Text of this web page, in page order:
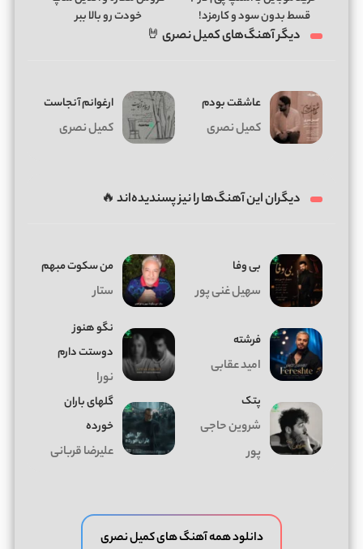
قسط بدون سود و کارمزد!
خودت رو بالا ببر
دیگر آهنگ‌های کمیل نصری 🤘
عاشقت بودم
کمیل نصری
ارغوانم آنجاست
کمیل نصری
دیگران این آهنگ‌ها را نیز پسندیده‌اند 🔥
بی وفا
سهیل غنی پور
من سکوت مبهم
ستار
فرشته
امید عقابی
نگو هنوز
دوستت دارم
نورا
پتک
شروین حاجی
پور
گلهای باران
خورده
علیرضا قربانی
دانلود همه آهنگ های کمیل نصری